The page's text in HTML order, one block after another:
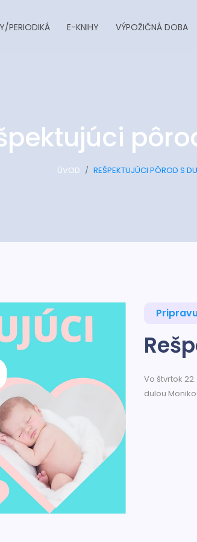
PERIODIKÁ E-KNIHY VÝPOŽIČNÁ DOBA
ÚVOD REŠPEKTUJÚCI PÔROD S
Vo štvrtok
dulou